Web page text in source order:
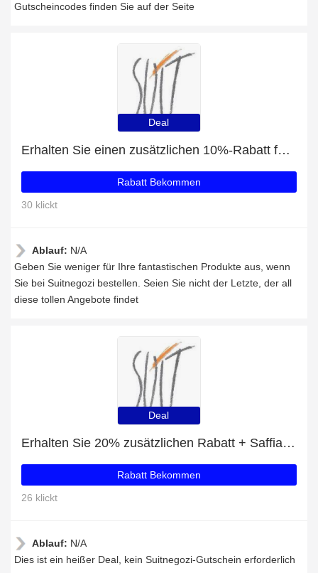
Gutscheincodes finden Sie auf der Seite
Deal
Erhalten Sie einen zusätzlichen 10%-Rabatt für The Soft Curve bag
Rabatt Bekommen
30 klickt
Ablauf: N/A
Geben Sie weniger für Ihre fantastischen Produkte aus, wenn
Sie bei Suitnegozi bestellen. Seien Sie nicht der Letzte, der all
diese tollen Angebote findet
Deal
Erhalten Sie 20% zusätzlichen Rabatt + Saffiano-leather crossbody bag mit 20% Rabatt
Rabatt Bekommen
26 klickt
Ablauf: N/A
Dies ist ein heißer Deal, kein Suitnegozi-Gutschein erforderlich